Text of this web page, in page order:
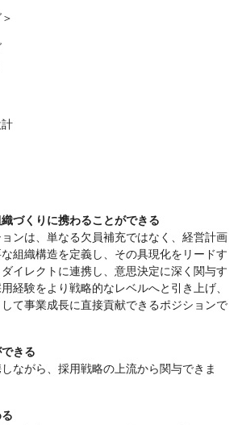
づくりに携わることができる
ンは、単なる欠員補充ではなく、経営計画
組織構造を定義し、その具現化をリードす
イレクトに連携し、意思決定に深く関与す
経験をより戦略的なレベルへと引き上げ、
て事業成長に直接貢献できるポジションで
きる
ながら、採用戦略の上流から関与できま